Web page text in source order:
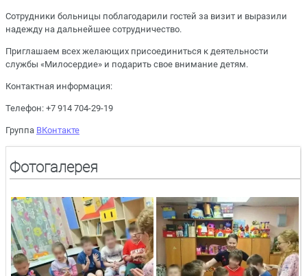
Сотрудники больницы поблагодарили гостей за визит и выразили
надежду на дальнейшее сотрудничество.
Приглашаем всех желающих присоединиться к деятельности
службы «Милосердие» и подарить свое внимание детям.
Контактная информация:
Телефон: +7 914 704-29-19
Группа ВКонтакте
Фотогалерея